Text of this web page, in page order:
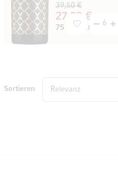
27,50 €
39,50 €
75 cl (36,67 € / l)
Sortieren Unten